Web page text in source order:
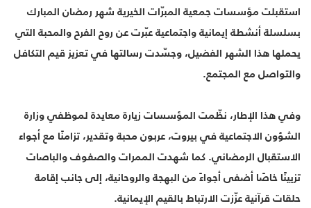
استقبلت مؤسسات جمعية المبرّات الخيرية شهر رمضان المبارك
بسلسلة أنشطة إيمانية واجتماعية عبّرت عن روح الفرح والمحبة التي
يحملها هذا الشهر الفضيل، وجسّدت رسالتها في تعزيز قيم التكافل
والتواصل مع المجتمع.
وفي هذا الإطار، نظّمت المؤسسات زيارة معايدة لموظفي وزارة
الشؤون الاجتماعية في بيروت، عربون محبة وتقدير، تزامنًا مع أجواء
الاستقبال الرمضاني. كما شهدت الممرات والصفوف والباصات
تزيينًا خاصًا أضفى أجواءً من البهجة والروحانية، إلى جانب إقامة
حلقات قرآنية عزّزت الارتباط بالقيم الإيمانية.